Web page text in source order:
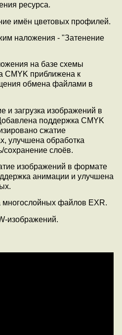
ресурса.
имён цветовых профилей.
наложения - "Затенение
на базе схемы
CMYK приближена к
обмена файлами в
и загрузка изображений в
поддержка CMYK
сжатие
улучшена обработка
сохранение слоёв.
изображений в формате
анимации и улучшена
многослойных файлов EXR.
изображений.